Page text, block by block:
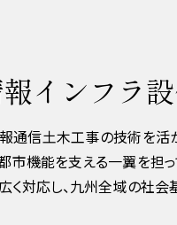
インフラ
通信⼟⽊⼯事の技術を
市機能を⽀える⼀翼を担
く対応し、九州全域の社